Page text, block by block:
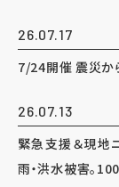
26.07.17
7/24開催 震災か
26.07.13
緊急支援＆現地
雨・洪水被害。